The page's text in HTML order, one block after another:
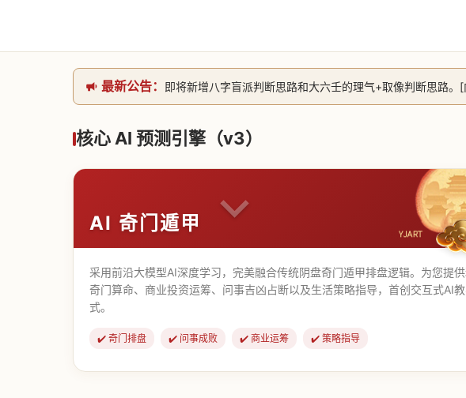
最新公告：
即将新增八字盲派判断思路和大六壬的理气+取像判断思路
网站升级完成，升级全模块的算法，限时开放用户注册。
致老用户的一封信，旧站充值会员开放注册截止到8月25日
核心 AI 预测引擎（v3）
AI 奇门遁甲
采用前沿大模型AI深度学习，完美融合传统阴盘奇门遁甲排盘逻辑。为您提
奇门算命、商业投资运筹、问事吉凶占断以及生活策略指导，首创交互式AI
式。
✔️ 奇门排盘 ✔️ 问事成败 ✔️ 商业运筹 ✔️ 策略指导
【道家奇门】 【传统奇门】